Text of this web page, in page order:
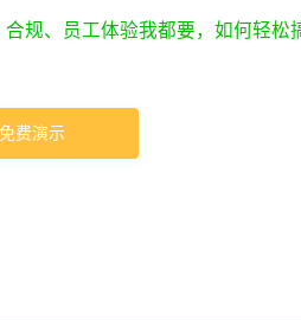
规、员工体验我都要，如何轻松
免费演示